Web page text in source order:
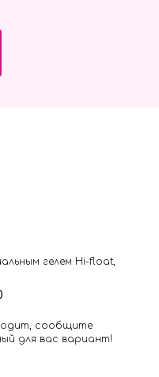
гелем Hi-float,
сообщите
для вас вариант!